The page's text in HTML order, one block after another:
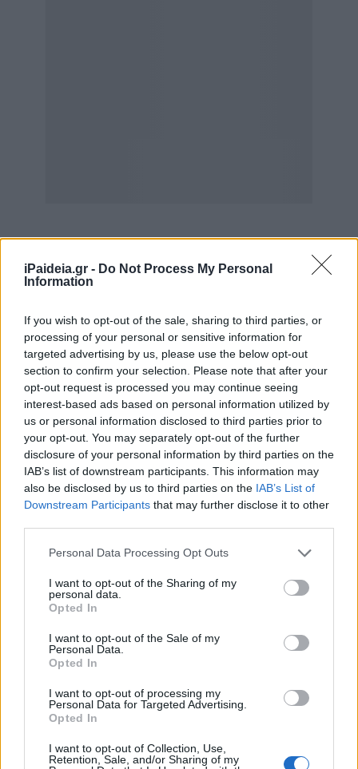
iPaideia.gr - Do Not Process My Personal
Information
If you wish to opt-out of the sale, sharing to third parties, or
processing of your personal or sensitive information for
targeted advertising by us, please use the below opt-out
section to confirm your selection. Please note that after your
opt-out request is processed you may continue seeing
interest-based ads based on personal information utilized by
us or personal information disclosed to third parties prior to
your opt-out. You may separately opt-out of the further
disclosure of your personal information by third parties on the
IAB’s list of downstream participants. This information may
also be disclosed by us to third parties on the IAB’s List of
Downstream Participants that may further disclose it to other
Please note that this website/app uses one or more Google
not limited to your visit or usage behaviour. You may click to
grant or deny consent to Google and its third-party tags to
use your data for below specified purposes in below Google
consent section.
Personal Data Processing Opt Outs
I want to opt-out of the Sharing of my
personal data.
Opted In
I want to opt-out of the Sale of my
Personal Data.
Opted In
I want to opt-out of processing my
Personal Data for Targeted Advertising.
Opted In
I want to opt-out of Collection, Use,
Retention, Sale, and/or Sharing of my
Καταγγελίες για τη στέγαση εκπαιδευτικών στα νησιά:
Μένουν χωρίς σπίτι πριν κλείσουν τα σχολεία!
Τι προβλέπεται για τις αποκλίσεις στα
τετραγωνικά
Η νέα ρύθμιση διευκρινίζει επίσης ότι οι πράξεις
προσδιορισμού του ΕΝΦΙΑ και τα πιστοποιητικά που
έχουν ήδη εκδοθεί δεν θα θεωρούνται ανακριβή, όταν οι
αποκλίσεις αφορούν κτίσματα των οποίων η πραγματική
επιφάνεια είναι μικρότερη από εκείνη που αναγράφεται
στο Κτηματολόγιο, στον τίτλο κτήσης ή στην οικοδομική
Με τον τρόπο αυτό, οι μεταβολές που θα προκύψουν από
την Ηλεκτρονική Ταυτότητα δεν θα οδηγήσουν σε
αναδρομική αναθεώρηση των ήδη εκδομένων πράξεων
για προηγούμενα έτη.
Τα πρόστιμα που προβλέπει το νέο πλαίσιο